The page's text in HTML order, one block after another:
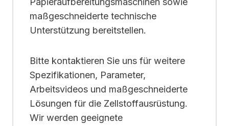
maßgeschneiderte technische
Unterstützung bereitstellen.
Bitte kontaktieren Sie uns für weitere
Spezifikationen, Parameter,
Arbeitsvideos und maßgeschneiderte
Lösungen für die Zellstoffausrüstung.
Wir werden geeignete